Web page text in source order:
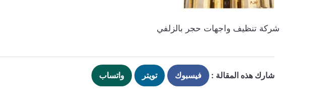
شركة تنظيف واجهات حجر بالزلفي
شارك هذه المقالة : فيسبوك تويتر واتساب